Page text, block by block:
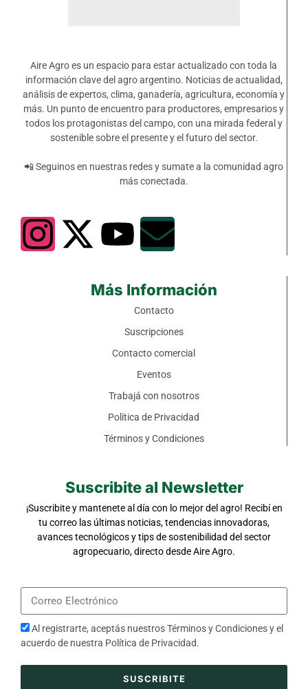
Aire Agro es un espacio para estar actualizado con toda la
información clave del agro argentino. Noticias de actualidad,
análisis de expertos, clima, ganadería, agricultura, economía y
más. Un punto de encuentro para productores, empresarios y
todos los protagonistas del campo, con una mirada federal y
sostenible sobre el presente y el futuro del sector.
📲 Seguinos en nuestras redes y sumate a la comunidad agro
más conectada.
Más Información
Contacto
Suscripciones
Contacto comercial
Eventos
Trabajá con nosotros
Política de Privacidad
Términos y Condiciones
Suscribite al Newsletter
¡Suscribite y mantenete al día con lo mejor del agro! Recibí en
tu correo las últimas noticias, tendencias innovadoras,
avances tecnológicos y tips de sostenibilidad del sector
agropecuario, directo desde Aire Agro.
Al registrarte, aceptás nuestrosTérminos y Condicionesy el
acuerdo de nuestra Política de Privacidad.
SUSCRIBITE